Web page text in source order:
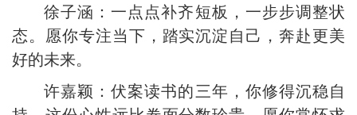
徐子涵：一点点补齐短板，一步步调整状
态。愿你专注当下，踏实沉淀自己，奔赴更美
好的未来。
许嘉颖：伏案读书的三年，你修得沉稳自